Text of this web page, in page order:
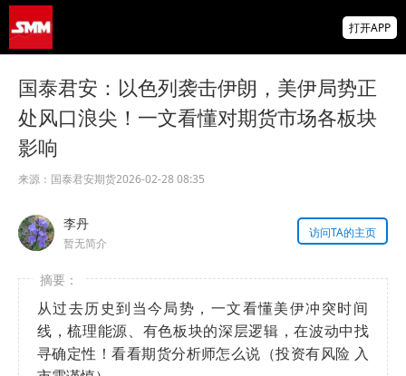
论】
乐观情绪下滑 铅价走势回归基本面【机构评
掌上有色
打开APP
国泰君安：以色列袭击伊朗，美伊局势正
处风口浪尖！一文看懂对期货市场各板块
影响
来源： 国泰君安期货2026-02-28 08:35
李丹
暂无简介
访问TA的主页
从过去历史到当今局势，一文看懂美伊冲突时间
线，梳理能源、有色板块的深层逻辑，在波动中找
寻确定性！看看期货分析师怎么说（投资有风险 入